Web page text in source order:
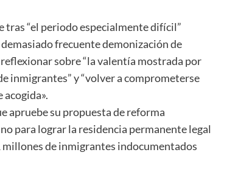
“el periodo especialmente difícil”
frecuente demonización de
sobre “la valentía mostrada por
inmigrantes” y “volver a comprometerse
acogida».
apruebe su propuesta de reforma
para lograr la residencia permanente legal
millones de inmigrantes indocumentados